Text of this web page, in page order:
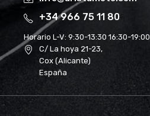
+34 966 75 11 80
Horario L-V: 9:30-13:30 16:30-19:00
C/ La hoya 21-23,
Cox (Alicante)
España